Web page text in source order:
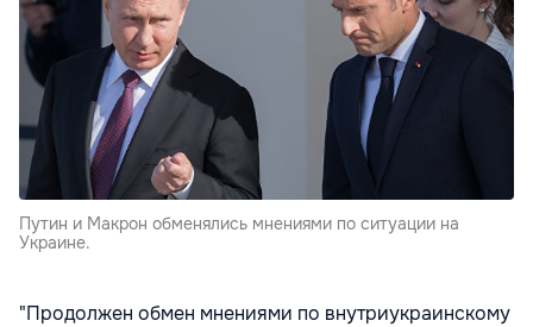
Путин и Макрон обменялись мнениями по ситуации на
Украине.
"Продолжен обмен мнениями по внутриукраинскому